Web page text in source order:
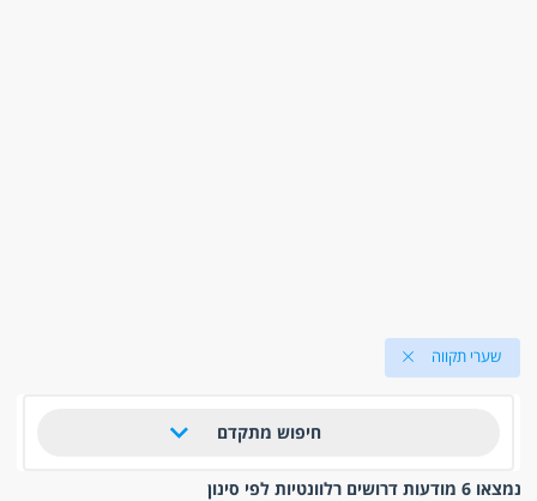
שערי תקווה
חיפוש מתקדם
נמצאו 6 מודעות דרושים רלוונטיות לפי סינון